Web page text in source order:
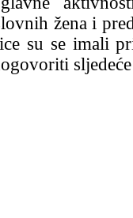
žena i
su se imali